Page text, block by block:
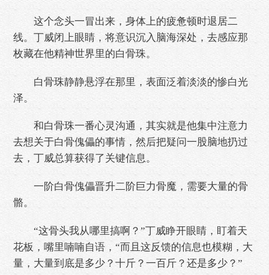
这个念头一冒出来，身体上的疲惫顿时退居二
线。丁威闭上眼睛，将意识沉入脑海深处，去感应那
枚藏在他精神世界里的白骨珠。
白骨珠静静悬浮在那里，表面泛着淡淡的惨白光
泽。
和白骨珠一番心灵沟通，其实就是他集中注意力
去想关于白骨傀儡的事情，然后把疑问一股脑地扔过
去，丁威总算获得了关键信息。
一阶白骨傀儡晋升二阶巨力骨魔，需要大量的骨
骼。
“这骨头我从哪里搞啊？”丁威睁开眼睛，盯着天
花板，嘴里喃喃自语，“而且这反馈的信息也模糊，大
量，大量到底是多少？十斤？一百斤？还是多少？”